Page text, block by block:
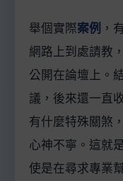
舉個實際案例 ，
網路上到處請教
公開在論壇上。
議，後來還一直
有什麼特殊關煞
心神不寧。這就
使是在尋求專業